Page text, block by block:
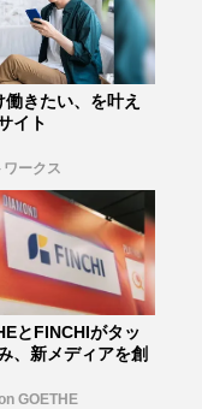
働きたい、を叶え
イト
ークス
とFINCHIがタッ
、新メディアを創
GOETHE